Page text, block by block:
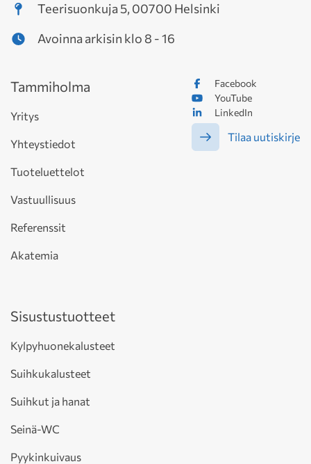
Teerisuonkuja 5, 00700 Helsinki
Avoinna arkisin klo 8 - 16
Facebook
YouTube
LinkedIn
Tilaa uutiskirje
Tammiholma
Yritys
Yhteystiedot
Tuoteluettelot
Vastuullisuus
Referenssit
Akatemia
Sisustustuotteet
Kylpyhuonekalusteet
Suihkukalusteet
Suihkut ja hanat
Seinä-WC
Pyykinkuivaus